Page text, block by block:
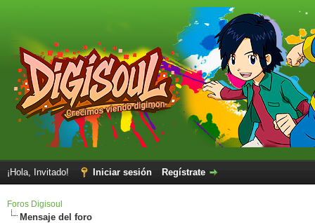
¡Hola, Invitado! Iniciar sesión Regístrate
Foros Digisoul
Mensaje del foro